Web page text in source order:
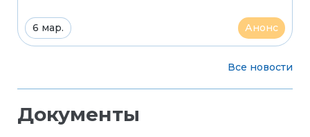
6 мар. Анонс
Все новости
Документы